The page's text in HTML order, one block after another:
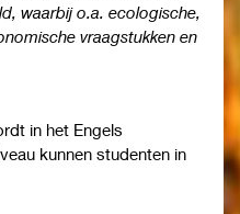
waarbij o.a. ecologische,
vraagstukken en
in het Engels
kunnen studenten in